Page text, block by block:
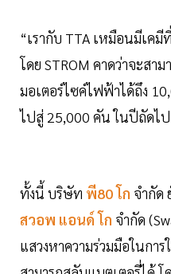
“เรากับ TTA เหมือนมีเค
โดย STROM คาดว่าจะสา
มอเตอร์ไซค์ไฟฟ้าได้ถึง
ไปสู่ 25,000 คัน ในปีถัดไ
ทั้งนี้ บริษัท พี80 โก จำกัด
สวอพ แอนด์ โก จำกัด
แสวงหาความร่วมมือในกา